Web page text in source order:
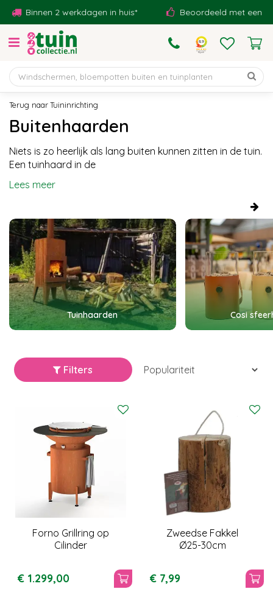
Tuininrichting
2 werkdagen in huis* Beoordeeld met een 9,1!
Buitenhaarden
Niets is zo heerlijk als lang buiten kunnen zitten in de tuin.
Een tuinhaard in de
Lees meer
Tuinhaarden Cosi
Filters
Forno Grillring op
Cilinder
€ 1.299,00
Zweedse Fakkel
Ø25-30cm
€ 7,99